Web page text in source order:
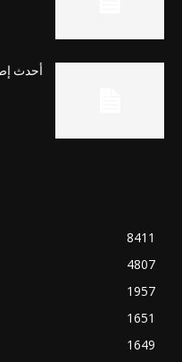
8411
4807
1957
1651
1649